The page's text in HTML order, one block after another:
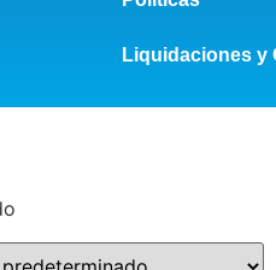
Liquidaciones y